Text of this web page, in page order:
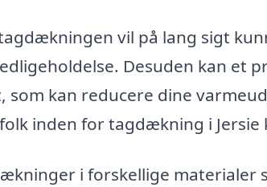
vil på lang sigt
Desuden kan et
kan reducere dine
inden for tagdækning i Jersie
i forskellige materialer